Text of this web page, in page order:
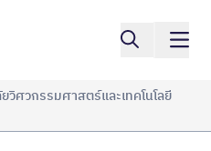
เปรียบเทียบ
วิศวกรรมศาสตร์และเทคโนโลยี